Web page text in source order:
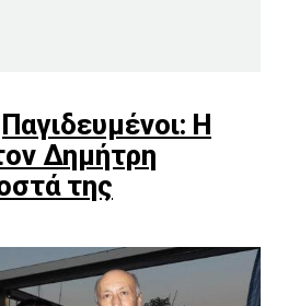
Παγιδευμένοι: Η
Δημήτρη
της